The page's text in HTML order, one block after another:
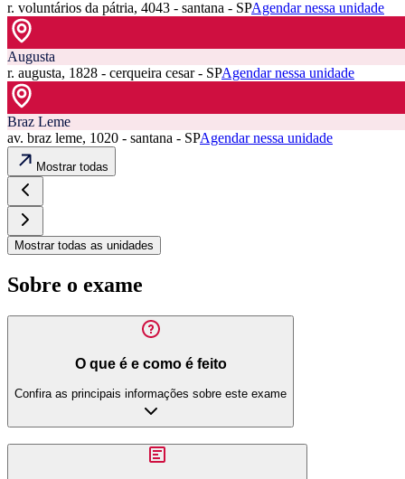
r. voluntários da pátria, 4043 - santana - SPAgendar nessa unidade
Augusta
r. augusta, 1828 - cerqueira cesar - SPAgendar nessa unidade
Braz Leme
av. braz leme, 1020 - santana - SPAgendar nessa unidade
Mostrar todas
Mostrar todas as unidades
Sobre o exame
O que é e como é feito
Confira as principais informações sobre este exame